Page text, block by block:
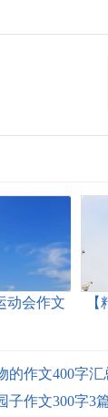
动会作文
的作文400字汇
子作文300字3